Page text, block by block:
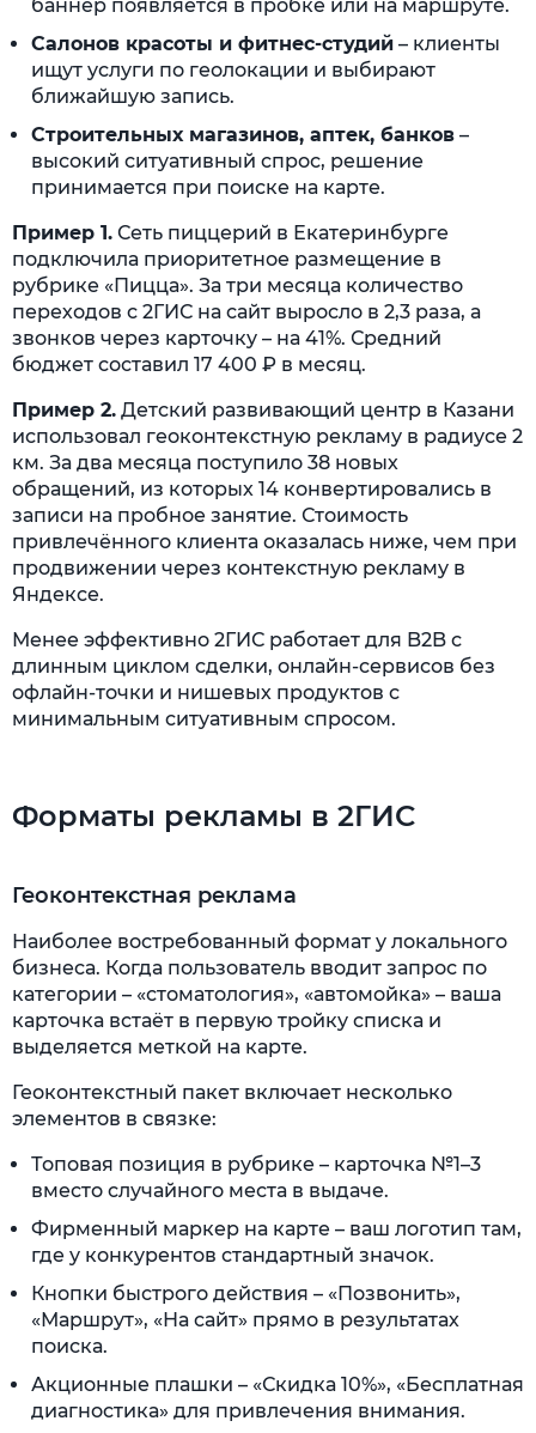
баннер появляется в пробке или на маршруте.
Салонов красоты и фитнес-студий – клиенты
ищут услуги по геолокации и выбирают
ближайшую запись.
Строительных магазинов, аптек, банков –
высокий ситуативный спрос, решение
принимается при поиске на карте.
Пример 1. Сеть пиццерий в Екатеринбурге
подключила приоритетное размещение в
рубрике «Пицца». За три месяца количество
переходов с 2ГИС на сайт выросло в 2,3 раза, а
звонков через карточку – на 41%. Средний
бюджет составил 17 400 ₽ в месяц.
Пример 2. Детский развивающий центр в Казани
использовал геоконтекстную рекламу в радиусе 2
км. За два месяца поступило 38 новых
обращений, из которых 14 конвертировались в
записи на пробное занятие. Стоимость
привлечённого клиента оказалась ниже, чем при
продвижении через контекстную рекламу в
Яндексе.
Менее эффективно 2ГИС работает для B2B с
длинным циклом сделки, онлайн-сервисов без
офлайн-точки и нишевых продуктов с
минимальным ситуативным спросом.
Форматы рекламы в 2ГИС
Геоконтекстная реклама
Наиболее востребованный формат у локального
бизнеса. Когда пользователь вводит запрос по
категории – «стоматология», «автомойка» – ваша
карточка встаёт в первую тройку списка и
выделяется меткой на карте.
Геоконтекстный пакет включает несколько
элементов в связке:
Топовая позиция в рубрике – карточка №1–3
вместо случайного места в выдаче.
Фирменный маркер на карте – ваш логотип там,
где у конкурентов стандартный значок.
Кнопки быстрого действия – «Позвонить»,
«Маршрут», «На сайт» прямо в результатах
поиска.
Акционные плашки – «Скидка 10%», «Бесплатная
диагностика» для привлечения внимания.